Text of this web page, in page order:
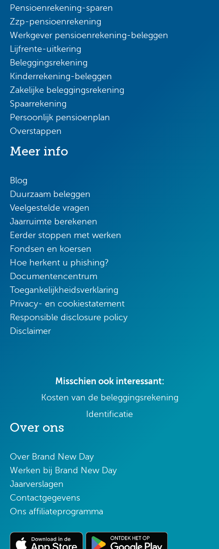
Pensioenrekening-sparen
Zzp-pensioenrekening
Werkgever pensioenrekening-beleggen
Lijfrente-uitkering
Beleggingsrekening
Kinderrekening-beleggen
Zakelijke beleggingsrekening
Spaarrekening
Persoonlijk pensioenplan
Overstappen
Meer info
Blog
Duurzaam beleggen
Veelgestelde vragen
Jaarruimte berekenen
Eerder stoppen met werken
Fondsen en koersen
Hoe herkent u phishing?
Documentencentrum
Toegankelijkheidsverklaring
Privacy- en cookiestatement
Responsible disclosure policy
Disclaimer
Misschien ook interessant:
Kosten van de beleggingsrekening
Identificatie
Over ons
Over Brand New Day
Werken bij Brand New Day
Jaarverslagen
Contactgegevens
Ons affiliateprogramma